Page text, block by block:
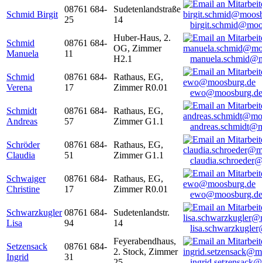
Schmid Birgit
08761 684-
25
Sudetenlandstraße
14
Schmid
Manuela
08761 684-
11
Huber-Haus, 2.
OG, Zimmer
H2.1
Schmid
Verena
08761 684-
17
Rathaus, EG,
Zimmer R0.01
ewo@moosburg.de
Schmidt
Andreas
08761 684-
57
Rathaus, EG,
Zimmer G1.1
Schröder
Claudia
08761 684-
51
Rathaus, EG,
Zimmer G1.1
Schwaiger
Christine
08761 684-
17
Rathaus, EG,
Zimmer R0.01
ewo@moosburg.de
Schwarzkugler
Lisa
08761 684-
94
Sudetenlandstr.
14
Setzensack
Ingrid
08761 684-
31
Feyerabendhaus,
2. Stock, Zimmer